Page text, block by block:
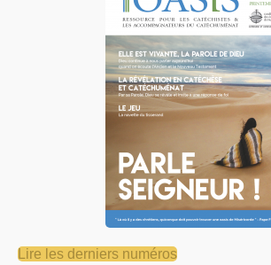
Lire les derniers numéros